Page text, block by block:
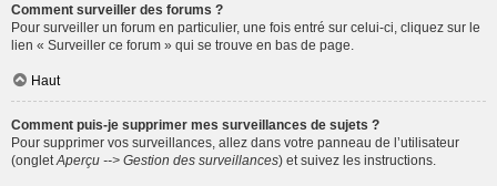
Comment surveiller des forums ?
Pour surveiller un forum en particulier, une fois entré sur celui-ci, cliquez sur le
lien « Surveiller ce forum » qui se trouve en bas de page.
Haut
Comment puis-je supprimer mes surveillances de sujets ?
Pour supprimer vos surveillances, allez dans votre panneau de l’utilisateur
(onglet Aperçu --> Gestion des surveillances) et suivez les instructions.